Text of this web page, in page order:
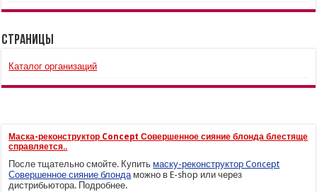
Страницы
Каталог организаций
Маска-реконструктор Concept Совершенное сияние блонда блестяще
справляется..
После тщательно смойте. Купить маску-реконструктор Concept
Совершенное сияние блондаможно в E-shop или через
дистрибьютора. Подробнее.